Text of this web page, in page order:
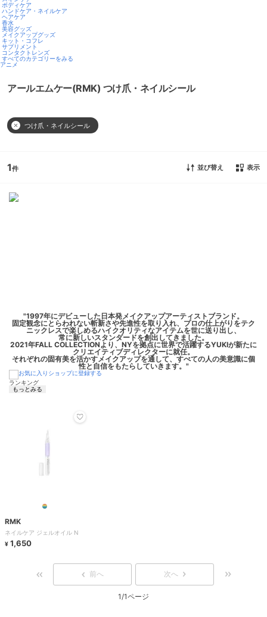
ボディケア
ハンドケア・ネイルケア
ヘアケア
香水
美容グッズ
メイクアップグッズ
キット・コフレ
サプリメント
コンタクトレンズ
すべてのカテゴリーをみる
アニメ
アールエムケー(RMK) つけ爪・ネイルシール
つけ爪・ネイルシール
1 並び替え 表示
"1997年にデビューした日本発メイクアップアーティストブランド。
固定観念にとらわれない斬新さや先進性を取り入れ、プロの仕上がりをテク
ニックレスで楽しめるハイクオリティなアイテムを世に送り出し、
常に新しいスタンダードを創出してきました。
2021年FALL COLLECTIONより、NYを拠点に世界で活躍するYUKIが新たに
クリエイティブディレクターに就任。
それぞれの固有美を活かすメイクアップを通して、すべての人の美意識に個
ランキング
もっとみる
RMK
ネイルケア ジェルオイル N
¥ 1,650
前へ 次へ
1/1ページ